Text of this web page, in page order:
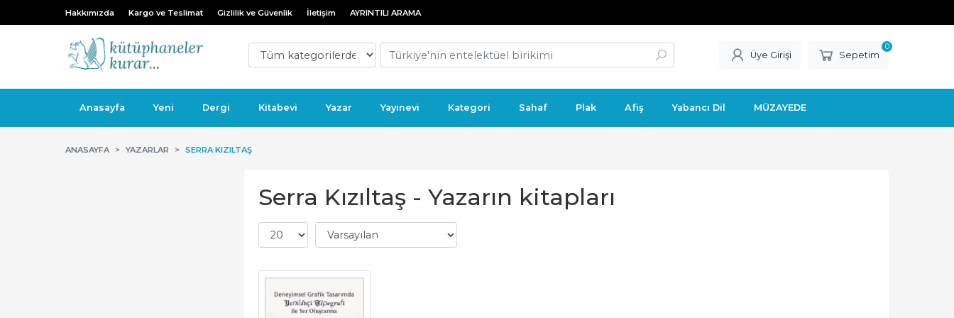
Hakkımızda Kargo ve Teslimat Gizlilik ve Güvenlik İletişim AYRINTILI ARAMA
Üye Girişi Sepetim
0
Anasayfa Yeni Dergi Kitabevi Yazar Yayınevi Kategori Sahaf Plak Afiş Yabancı Dil MÜZAYEDE
ANASAYFA YAZARLAR SERRA KIZILTAŞ
Serra Kızıltaş - Yazarın kitapları